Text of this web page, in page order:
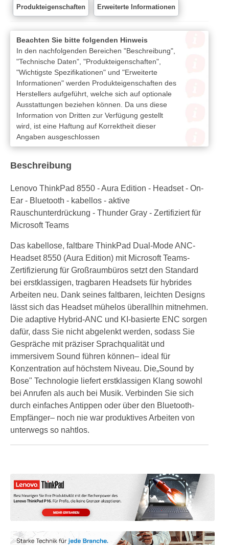
Produkteigenschaften Erweiterte Informationen
Beachten Sie bitte folgenden Hinweis
In den nachfolgenden Bereichen "Beschreibung",
"Technische Daten", "Produkteigenschaften",
"Wichtigste Spezifikationen" und "Erweiterte
Informationen" werden Produkteigenschaften des
Herstellers aufgeführt, welche sich auf optionale
Ausstattungen beziehen können. Da uns diese
Information von Dritten zur Verfügung gestellt
wird, ist eine Haftung auf Korrektheit dieser
Angaben ausgeschlossen
Beschreibung
Lenovo ThinkPad 8550 - Aura Edition - Headset - On-
Ear - Bluetooth - kabellos - aktive
Rauschunterdrückung - Thunder Gray - Zertifiziert für
Microsoft Teams
Das kabellose, faltbare ThinkPad Dual-Mode ANC-
Headset 8550 (Aura Edition) mit Microsoft Teams-
Zertifizierung für Großraumbüros setzt den Standard
bei erstklassigen, tragbaren Headsets für hybrides
Arbeiten neu. Dank seines faltbaren, leichten Designs
lässt sich das Headset mühelos überallhin mitnehmen.
Die adaptive Hybrid-ANC und KI-basierte ENC sorgen
dafür, dass Sie nicht abgelenkt werden, sodass Sie
Gespräche mit präziser Sprachqualität und
immersivem Sound führen können– ideal für
Konzentration auf höchstem Niveau. Die„Sound by
Bose" Technologie liefert erstklassigen Klang sowohl
bei Anrufen als auch bei Musik. Verbinden Sie sich
durch einfaches Antippen oder über den Bluetooth-
Empfänger– noch nie war produktives Arbeiten von
unterwegs so nahtlos.